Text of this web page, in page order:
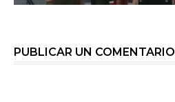
PUBLICAR UN COMENTARIO